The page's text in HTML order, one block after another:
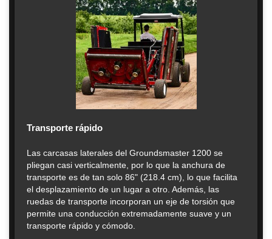
Transporte rápido
Las carcasas laterales del Groundsmaster 1200 se
pliegan casi verticalmente, por lo que la anchura de
transporte es de tan solo 86" (218.4 cm), lo que facilita
el desplazamiento de un lugar a otro. Además, las
ruedas de transporte incorporan un eje de torsión que
permite una conducción extremadamente suave y un
transporte rápido y cómodo.